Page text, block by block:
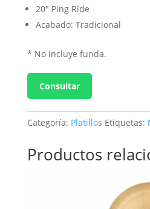
20″ Ping Ride
Acabado: Tradicional
* No incluye funda.
Consultar
Categoría: Platillos Etiquetas:
Productos